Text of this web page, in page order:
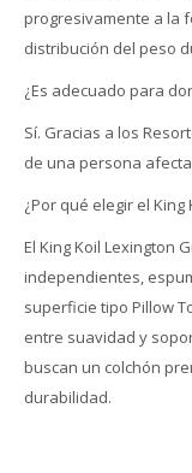
progresivamente a la
distribución del peso
¿Es adecuado para
Sí. Gracias a los
de una persona
¿Por qué elegir el
El King Koil Lexington
independientes,
superficie tipo Pillow
entre suavidad y
buscan un colchón
durabilidad.